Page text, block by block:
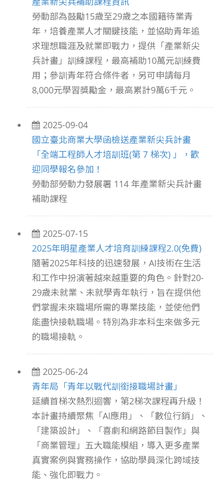
勞動部為鼓勵15歲至29歲之本國籍待業青
年，培養產業人才關鍵技能，並協助青年追
求理想職涯及就業即戰力，提供「產業新尖
兵計畫」訓練課程，最高補助10萬元訓練費
用；參訓青年符合條件者，另可申請每月
8,000元學習獎勵金，最高累計9萬6千元。
2025-09-04
國立臺北商業大學函檢送產業新尖兵計畫
「全端工程師人才培訓班(第 7 梯次) 」，歡
迎同學報名參加！
勞動部勞動力發展署 114 年產業新尖兵計畫
補助課程
2025-07-15
2025年明星產業人才培育訓練課程2.0(免費)
隨著2025年科技的迅速發展，AI技術在生活
和工作中扮演著越來越重要的角色。針對20-
29歲未就業、未就學青年執行，旨在提供他
們掌握未來職場所需的專業技能，並使他們
能盡快接軌職場。特別為非本科生來做多元
的職場接軌。
2025-06-24
青年局「青年以戰代訓銜接職場計畫」
延續首梯次熱烈迴響，第2梯次課程再升級！
本計畫持續聚焦「AI應用」、「數位行銷」、
「建築設計」、「喜劇和網路節目製作」與
「商業管理」五大職能模組，導入更多產業
真實案例與實務操作，協助學員深化跨域技
能、強化即戰力。